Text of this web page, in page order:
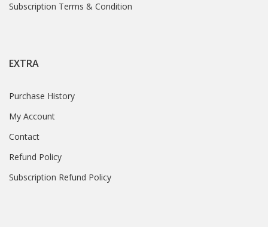
Subscription Terms & Condition
EXTRA
Purchase History
My Account
Contact
Refund Policy
Subscription Refund Policy